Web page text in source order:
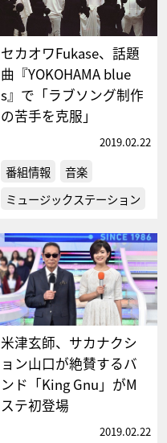
セカオワFukase、話題
曲『YOKOHAMA blue
s』で「ラブソング制作
の苦手を克服」
2019.02.22
番組情報
音楽
ミュージックステーション
米津玄師、サカナクシ
ョン山口が絶賛するバ
ンド「King Gnu」がM
ステ初登場
2019.02.22